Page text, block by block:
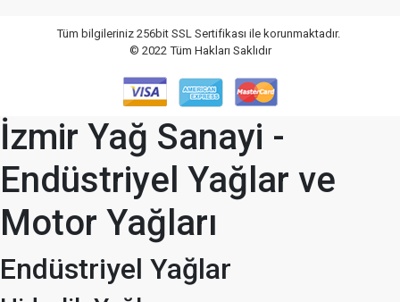
Tüm bilgileriniz 256bit SSL Sertifikası ile korunmaktadır.
© 2022 Tüm Hakları Saklıdır
İzmir Yağ Sanayi -
Endüstriyel Yağlar ve
Motor Yağları
Endüstriyel Yağlar